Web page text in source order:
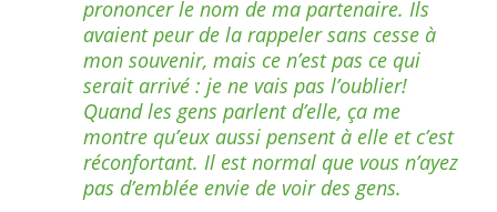
prononcer le nom de ma partenaire. Ils
avaient peur de la rappeler sans cesse à
mon souvenir, mais ce n’est pas ce qui
serait arrivé : je ne vais pas l’oublier!
Quand les gens parlent d’elle, ça me
montre qu’eux aussi pensent à elle et c’est
réconfortant. Il est normal que vous n’ayez
pas d’emblée envie de voir des gens.